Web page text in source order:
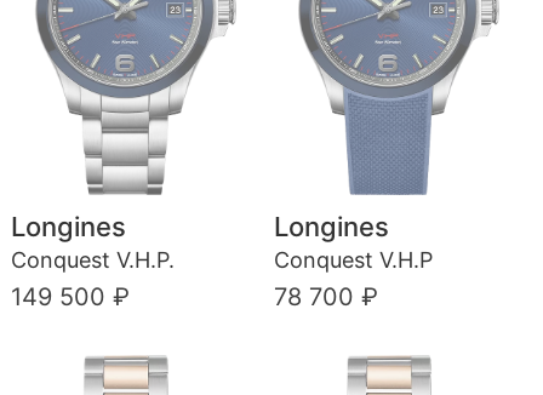
Longines
Conquest V.H.P.
149 500 ₽
Longines
Conquest V.H.P
78 700 ₽